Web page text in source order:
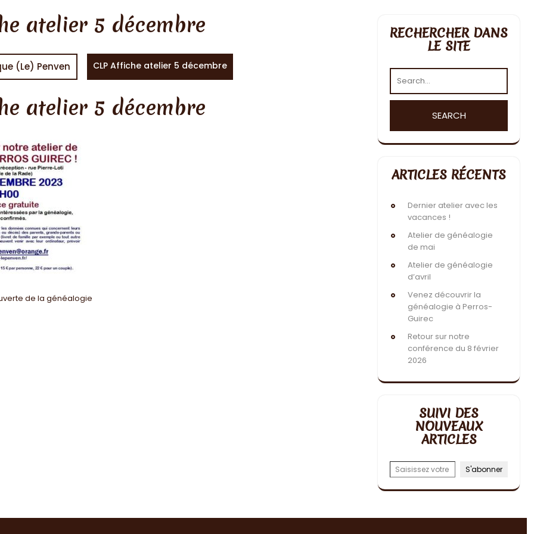
atelier 5 décembre
(Le) Penven CLP Affiche atelier 5 décembre
atelier 5 décembre
de la généalogie
RECHERCHER DANS
LE SITE
ARTICLES RÉCENTS
Dernier atelier avec les
vacances !
Atelier de généalogie
de mai
Atelier de généalogie
d’avril
Venez découvrir la
généalogie à Perros-
Guirec
Retour sur notre
conférence du 8 février
2026
SUIVI DES
NOUVEAUX
ARTICLES
Saisissez votre adresse e-mail…
S'abonner